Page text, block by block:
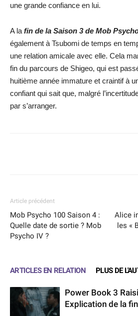
une grande confiance en lui.
A la fin de la Saison 3 de Mob
également à Tsubomi de temps en
une relation amicale avec elle. Cela
fin du parcours de Shigeo, qui est
huitième année immature et craintif à
confiant qui sait que, malgré
par s’arranger.
Article précédent
Mob Psycho 100 Saison 4 :
Quelle date de sortie ? Mob
Psycho IV ?
Alice
les «
ARTICLES EN RELATION PLUS DE
Power Book 3
Explication de la